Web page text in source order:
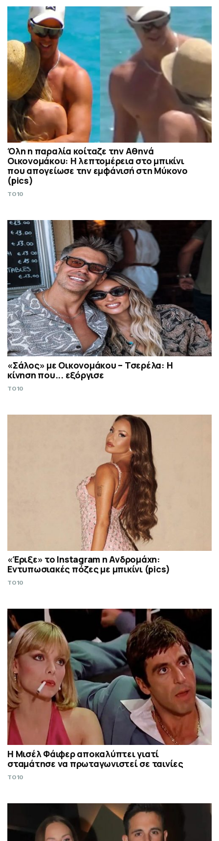
Όλη η παραλία κοίταζε την Αθηνά
Οικονομάκου: Η λεπτομέρεια στο μπικίνι
που απογείωσε την εμφάνισή στη Μύκονο
(pics)
TO10
«Σάλος» με Οικονομάκου – Τσερέλα: Η
κίνηση που... εξόργισε
TO10
«Έριξε» το Instagram η Ανδρομάχη:
Εντυπωσιακές πόζες με μπικίνι (pics)
TO10
Η Μισέλ Φάιφερ αποκαλύπτει γιατί
σταμάτησε να πρωταγωνιστεί σε ταινίες
TO10